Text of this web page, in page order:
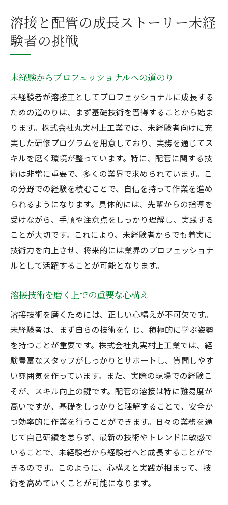
溶接と配管の成長ストーリー未経
験者の挑戦
未経験からプロフェッショナルへの道のり
未経験者が溶接工としてプロフェッショナルに成長する
ための道のりは、まず基礎技術を習得することから始ま
ります。株式会社丸実村上工業では、未経験者向けに充
実した研修プログラムを用意しており、実務を通じてス
キルを磨く環境が整っています。特に、配管に関する技
術は非常に重要で、多くの業界で求められています。こ
の分野での経験を積むことで、自信を持って作業を進め
られるようになります。具体的には、先輩からの指導を
受けながら、手順や注意点をしっかり理解し、実践する
ことが大切です。これにより、未経験者からでも着実に
技術力を向上させ、将来的には業界のプロフェッショナ
ルとして活躍することが可能となります。
溶接技術を磨く上での重要な心構え
溶接技術を磨くためには、正しい心構えが不可欠です。
未経験者は、まず自らの技術を信じ、積極的に学ぶ姿勢
を持つことが重要です。株式会社丸実村上工業では、経
験豊富なスタッフがしっかりとサポートし、質問しやす
い雰囲気を作っています。また、実際の現場での経験こ
そが、スキル向上の鍵です。配管の溶接は特に難易度が
高いですが、基礎をしっかりと理解することで、安全か
つ効率的に作業を行うことができます。日々の業務を通
じて自己研鑽を怠らず、最新の技術やトレンドに敏感で
いることで、未経験者から経験者へと成長することがで
きるのです。このように、心構えと実践が相まって、技
術を高めていくことが可能になります。